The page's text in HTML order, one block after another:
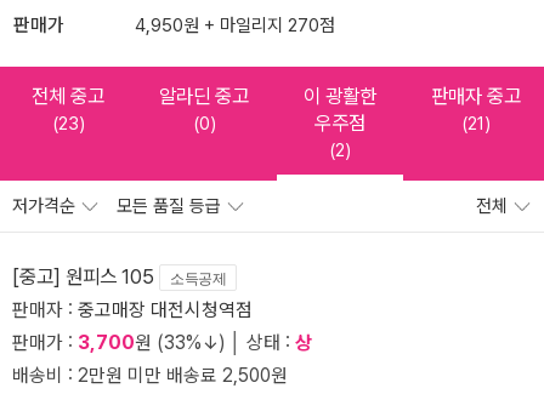
판매가 4,950원 + 마일리지 270점
전체 중고
(23)
알라딘 중고
(0)
이 광활한
우주점
(2)
판매자 중고
(21)
저가격순 모든 품질 등급 전체
[중고] 원피스 105 소득공제
판매자 : 중고매장 대전시청역점
판매가 : 3,700원 (33%↓) │ 상태 : 상
배송비 : 2만원 미만 배송료 2,500원